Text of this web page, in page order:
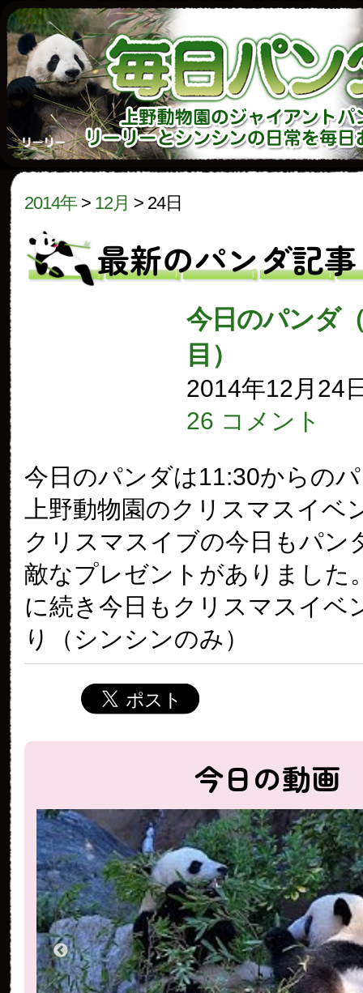
2014年 > 12月 > 24日
最新のパンダ記事
今日のパンダ
目）
2014年12月24
26 コメント
今日のパンダは11:30からの
上野動物園のクリスマスイベ
クリスマスイブの今日もパン
敵なプレゼントがありました
に続き今日もクリスマスイベ
り（シンシンのみ）
今日の動画